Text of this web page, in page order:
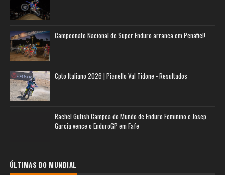
Campeonato Nacional de Super Enduro arranca em Penafiel!
Cpto Italiano 2026 | Pianello Val Tidone - Resultados
Rachel Gutish Campeã do Mundo de Enduro Feminino e Josep
Garcia vence o EnduroGP em Fafe
ÚLTIMAS DO MUNDIAL